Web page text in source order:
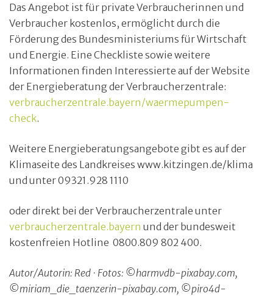
Das Angebot ist für private Verbraucherinnen und
Verbraucher kostenlos, ermöglicht durch die
Förderung des Bundesministeriums für Wirtschaft
und Energie. Eine Checkliste sowie weitere
Informationen finden Interessierte auf der Website
der Energieberatung der Verbraucherzentrale:
verbraucherzentrale.bayern/waermepumpen-
check.
Weitere Energieberatungsangebote gibt es auf der
Klimaseite des Landkreises www.kitzingen.de/klima
und unter 09321.928 1110
oder direkt bei der Verbraucherzentrale unter
verbraucherzentrale.bayern und der bundesweit
kostenfreien Hotline 0800.809 802 400.
Autor/Autorin: Red · Fotos: ©harmvdb-pixabay.com,
©miriam_die_taenzerin-pixabay.com, ©piro4d-